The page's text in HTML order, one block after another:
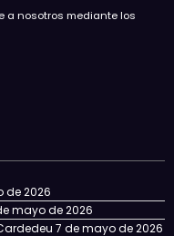
a nosotros mediante los
de 2026
mayo de 2026
7 de mayo de 2026